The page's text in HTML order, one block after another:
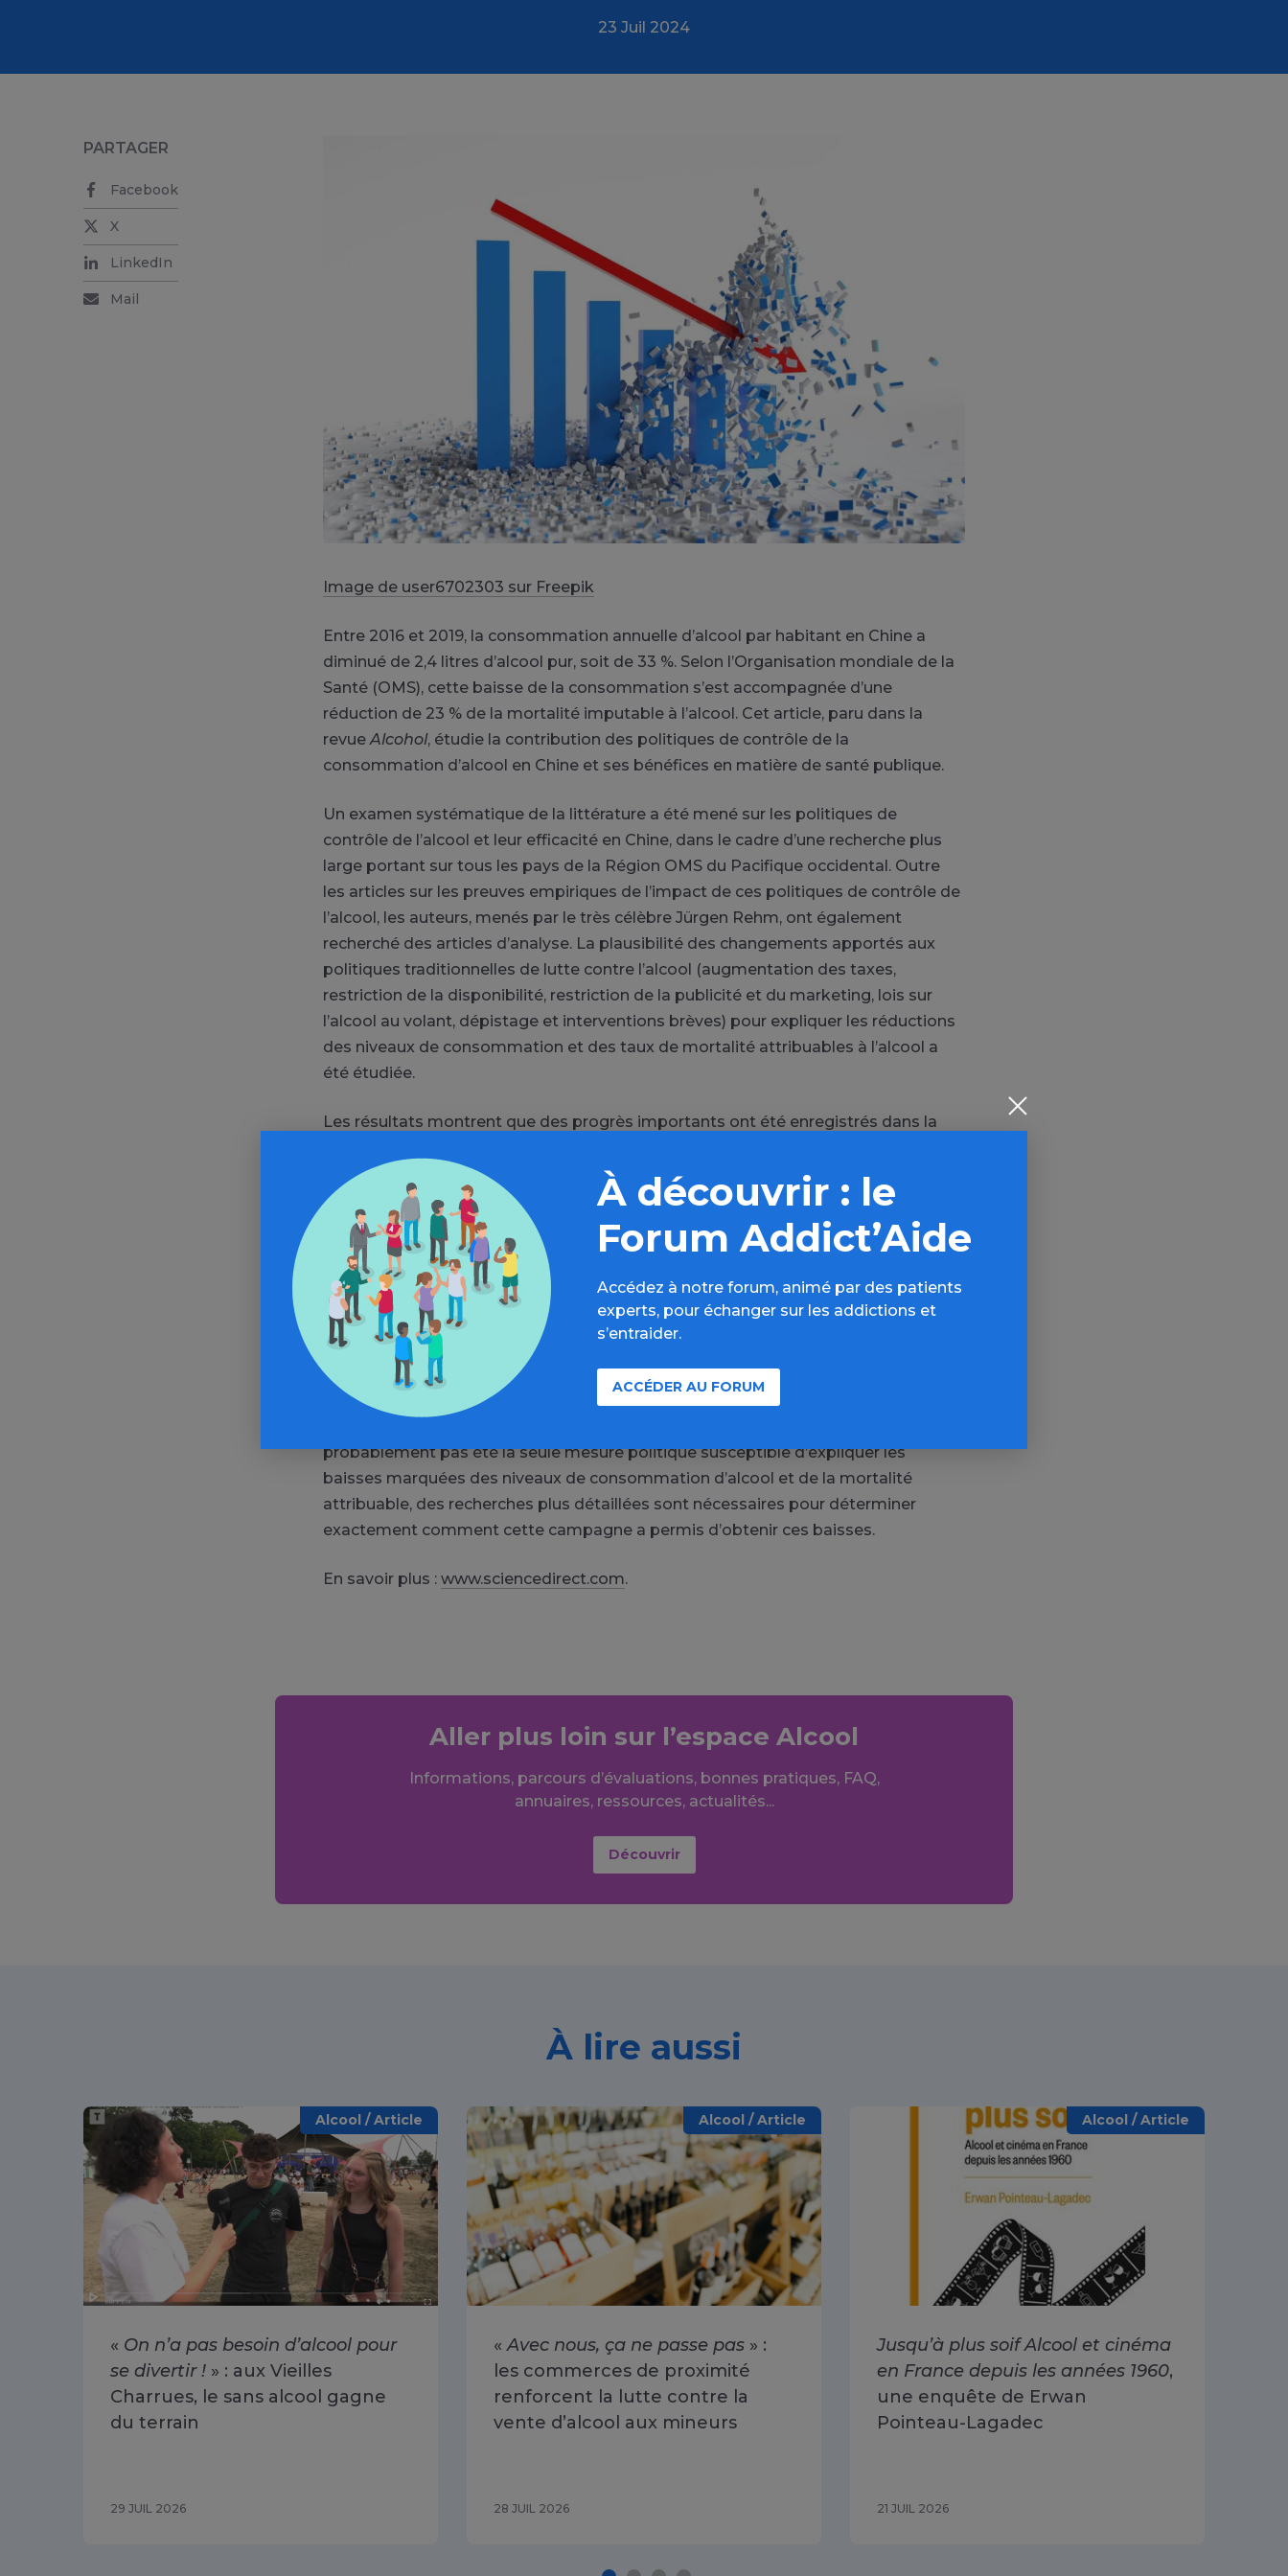
23 Juil 2024
Image de user6702303 sur Freepik
Entre 2016 et 2019, la consommation annuelle d’alcool par habitant en Chine a
diminué de 2,4 litres d’alcool pur, soit de 33 %. Selon l’Organisation mondiale de la
Santé (OMS), cette baisse de la consommation s’est accompagnée d’une
réduction de 23 % de la mortalité imputable à l’alcool. Cet article, paru dans la
revueAlcohol, étudie la contribution des politiques de contrôle de la
consommation d’alcool en Chine et ses bénéfices en matière de santé publique.
Un examen systématique de la littérature a été mené sur les politiques de
contrôle de l’alcool et leur efficacité en Chine, dans le cadre d’une recherche plus
large portant sur tous les pays de la Région OMS du Pacifique occidental. Outre
les articles sur les preuves empiriques de l’impact de ces politiques de contrôle de
l’alcool, les auteurs, menés par le très célèbre Jürgen Rehm, ont également
recherché des articles d’analyse. La plausibilité des changements apportés aux
politiques traditionnelles de lutte contre l’alcool (augmentation des taxes,
restriction de la disponibilité, restriction de la publicité et du marketing, lois sur
l’alcool au volant, dépistage et interventions brèves) pour expliquer les réductions
des niveaux de consommation et des taux de mortalité attribuables à l’alcool a
été étudiée.
Les résultats montrent que des progrès importants ont été enregistrés dans la
qui pourrait expliquer la réduction des accidents de la route, y compris des décès.
D’autres politiques classiques de lutte contre l’alcool semblent avoir joué un rôle
minime dans la réduction de la consommation d’alcool et des dommages
attribuables au cours de la période 2016-2019.
En revanche, la campagne de lutte contre la corruption semble avoir été
suffisamment importante pour avoir contribué de manière substantielle à ces
réductions. Cette campagne a interdit la consommation de boissons alcoolisées
dans la vie quotidienne des fonctionnaires et a donc contribué à la
probablement pas été la seule mesure politique susceptible d’expliquer les
baisses marquées des niveaux de consommation d’alcool et de la mortalité
attribuable, des recherches plus détaillées sont nécessaires pour déterminer
exactement comment cette campagne a permis d’obtenir ces baisses.
En savoir plus : www.sciencedirect.com.
PARTAGER
Facebook
X
LinkedIn
Mail
Aller plus loin sur l’espace Alcool
Informations, parcours d’évaluations, bonnes pratiques, FAQ,
annuaires, ressources, actualités...
Découvrir
À lire aussi
Alcool / Article
« On n’a pas besoin d’alcool pour
se divertir ! » : aux Vieilles
Charrues, le sans alcool gagne
du terrain
29 JUIL 2026
Alcool / Article
«Avec nous, ça ne passe pas » :
les commerces de proximité
renforcent la lutte contre la
vente d’alcool aux mineurs
28 JUIL 2026
Alcool / Article
Jusqu’à plus soif Alcool et cinéma
en France depuis les années 1960,
une enquête de Erwan
Pointeau-Lagadec
21 JUIL 2026
À découvrir : le
Forum Addict’Aide
Accédez à notre forum, animé par des patients
experts, pour échanger sur les addictions et
s’entraider.
ACCÉDER AU FORUM